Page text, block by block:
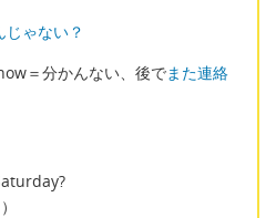
じゃない？
＝分かんない、後でまた連絡